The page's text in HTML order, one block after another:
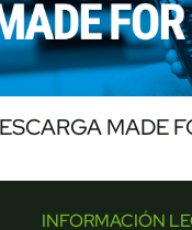
MADE
INFORMACIÓN